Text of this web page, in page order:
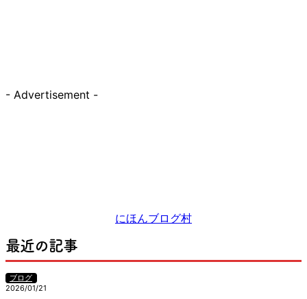
- Advertisement -
にほんブログ村
最近の記事
ブログ
2026/01/21